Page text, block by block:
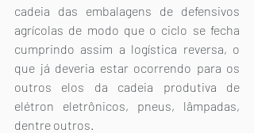
cadeia das embalagens de defensivos
agrícolas de modo que o ciclo se fecha
cumprindo assim a logística reversa, o
que já deveria estar ocorrendo para os
outros elos da cadeia produtiva de
elétron eletrônicos, pneus, lâmpadas,
dentre outros.